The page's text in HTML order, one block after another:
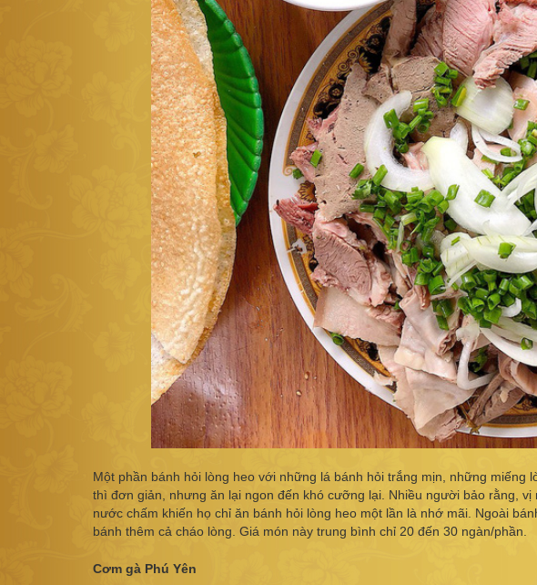
Một phần bánh hỏi lòng heo với những lá bánh hỏi trắng mịn, những miếng
thì đơn giản, nhưng ăn lại ngon đến khó cưỡng lại. Nhiều người bảo rằng,
nước chấm khiến họ chỉ ăn bánh hỏi lòng heo một lần là nhớ mãi. Ngoài
bánh thêm cả cháo lòng. Giá món này trung bình chỉ 20 đến 30 ngàn/phần.
Cơm gà Phú Yên